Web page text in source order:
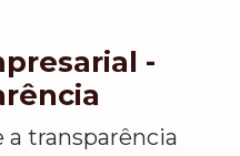
-
a transparência